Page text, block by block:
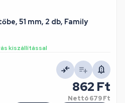
51 mm, 2 db, Family
kiszállítással
862 Ft
Nettó679 Ft